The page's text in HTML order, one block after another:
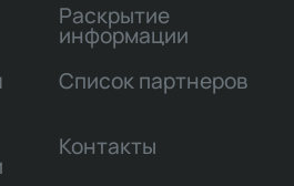
Раскрытие
информации
Список партнеров
Контакты